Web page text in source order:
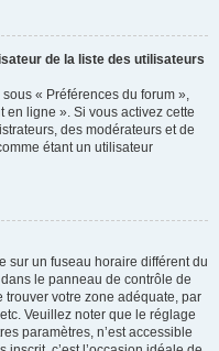
de la liste des utilisateurs
« Préférences du forum »,
en ligne ». Si vous activez cette
des modérateurs et de
étant un utilisateur
sur un fuseau horaire différent du
le panneau de contrôle de
trouver votre zone adéquate, par
Veuillez noter que le réglage
paramètres, n’est accessible